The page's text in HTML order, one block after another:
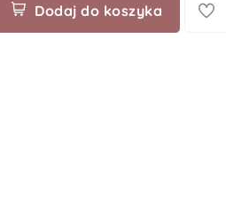
Dodaj do koszyka